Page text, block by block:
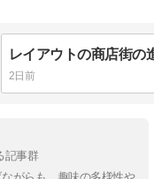
レイアウトの商店街の
2日前
記事群